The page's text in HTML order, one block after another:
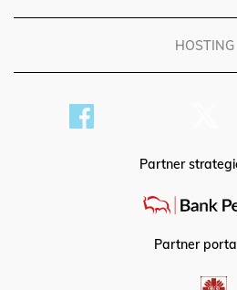
HOSTING
Partner
Partner